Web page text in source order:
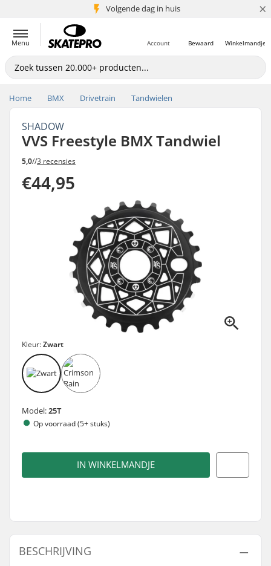
Volgende dag in huis
5+ mln. klanten ×
Menu Winkelmandje
Bewaard
Account
Home BMX Drivetrain Tandwielen
SHADOW
VVS Freestyle BMX Tandwiel
5,0//3 recensies
€44,95
Kleur:Zwart
Model:25T
Op voorraad (5+ stuks)
IN WINKELMANDJE
BESCHRIJVING